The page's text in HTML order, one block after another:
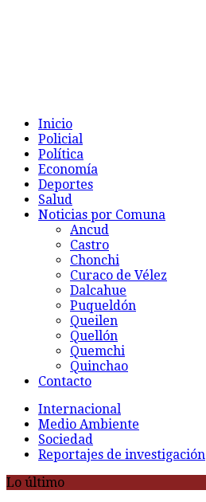
Inicio
Policial
Política
Economía
Deportes
Salud
Noticias por Comuna
Ancud
Castro
Chonchi
Curaco de Vélez
Dalcahue
Puqueldón
Queilen
Quellón
Quemchi
Quinchao
Contacto
Internacional
Medio Ambiente
Sociedad
Reportajes de investigación
Lo último